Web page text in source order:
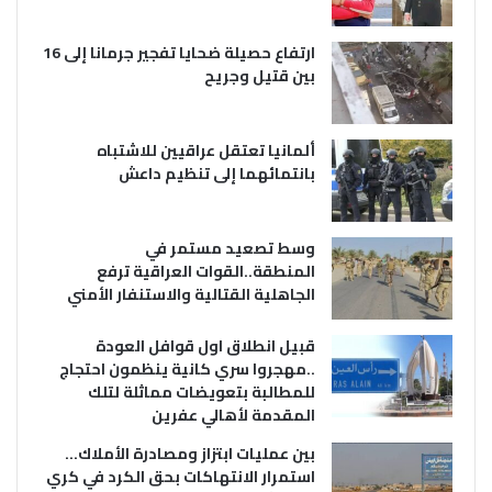
ارتفاع حصيلة ضحايا تفجير جرمانا إلى 16
بين قتيل وجريح
ألمانيا تعتقل عراقيين للاشتباه
بانتمائهما إلى تنظيم داعش
وسط تصعيد مستمر في
المنطقة..القوات العراقية ترفع
الجاهلية القتالية والاستنفار الأمني
قبيل انطلاق اول قوافل العودة
..مهجروا سري كانية ينظمون احتجاج
للمطالبة بتعويضات مماثلة لتلك
المقدمة لأهالي عفرين
بين عمليات ابتزاز ومصادرة الأملاك…
استمرار الانتهاكات بحق الكرد في كري